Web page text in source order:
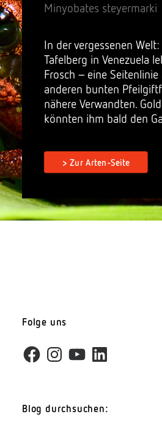
Minyobates steyermarki
In der vergessenen
Tafelberg in Venezuela
Frosch – eine Seitenlinie
anderen bunten
nähere Verwandten.
könnten ihm bald den
> Zur Arten-Seite
Folge uns
FacebookInstagram
YouTubeLinkedIn
Blog durchsuchen: